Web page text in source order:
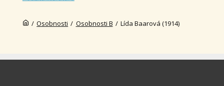
/ Osobnosti / Osobnosti B / Lída Baarová (1914)